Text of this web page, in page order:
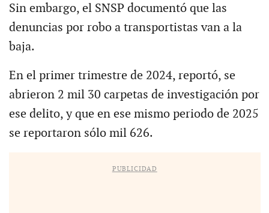
Sin embargo, el SNSP documentó que las
denuncias por robo a transportistas van a la
baja.
En el primer trimestre de 2024, reportó, se
abrieron 2 mil 30 carpetas de investigación por
ese delito, y que en ese mismo periodo de 2025
se reportaron sólo mil 626.
PUBLICIDAD